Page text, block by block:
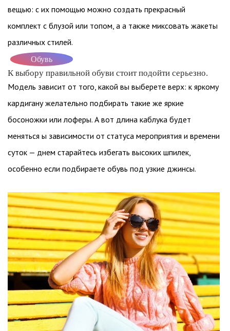
вещью: с их помощью можно создать прекрасный
комплект с блузой или топом, а а также миксовать жакеты
различных стилей.
Обувь
К выбору правильной обуви стоит подойти серьезно.
Модель зависит от того, какой вы выберете верх: к яркому
кардигану желательно подбирать такие же яркие
босоножки или лоферы. А вот длина каблука будет
меняться ы зависимости от статуса мероприятия и времени
суток — днем старайтесь избегать высоких шпилек,
особенно если подбираете обувь под узкие джинсы.